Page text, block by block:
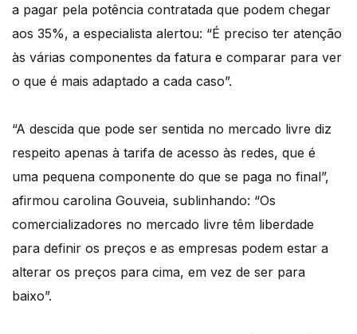
a pagar pela potência contratada que podem chegar
aos 35%, a especialista alertou: “É preciso ter atenção
às várias componentes da fatura e comparar para ver
o que é mais adaptado a cada caso”.
“A descida que pode ser sentida no mercado livre diz
respeito apenas à tarifa de acesso às redes, que é
uma pequena componente do que se paga no final”,
afirmou carolina Gouveia, sublinhando: “Os
comercializadores no mercado livre têm liberdade
para definir os preços e as empresas podem estar a
alterar os preços para cima, em vez de ser para
baixo”.